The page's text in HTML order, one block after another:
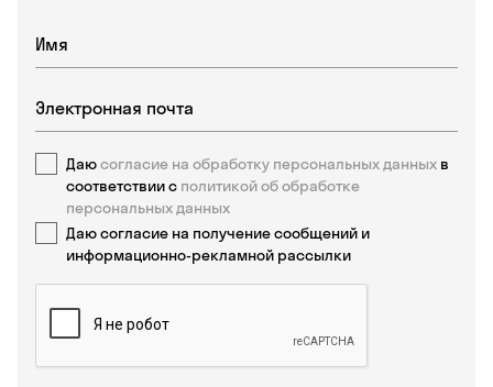
Даюсогласие на обработку персональных данных в
соответствии с политикой об обработке
персональных данных
Даю согласие на получение сообщений и
информационно-рекламной рассылки